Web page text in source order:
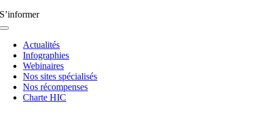
S’informer
Navigation
basculeActualités
Infographies
Webinaires
Nos sites spécialisés
Nos récompenses
Charte HIC